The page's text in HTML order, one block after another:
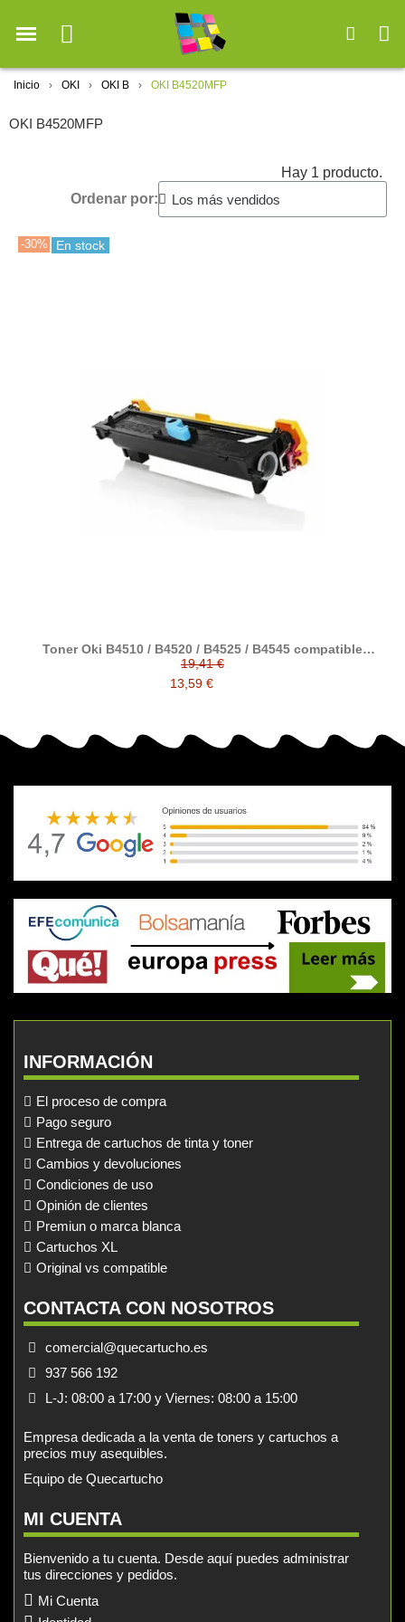
Inicio OKI OKI B OKI B4520MFP
OKI B4520MFP
Hay 1 producto.
Ordenar por:
-30% En stock
Toner Oki B4510 / B4520 / B4525 / B4545 compatible
alternativo a 09004168
19,41 €
13,59 €
INFORMACIÓN
El proceso de compra
Pago seguro
Entrega de cartuchos de tinta y toner
Cambios y devoluciones
Condiciones de uso
Opinión de clientes
Premiun o marca blanca
Cartuchos XL
Original vs compatible
CONTACTA CON NOSOTROS
comercial@quecartucho.es
937 566 192
L-J: 08:00 a 17:00 y Viernes: 08:00 a 15:00
Empresa dedicada a la venta de toners y cartuchos a
precios muy asequibles.
Equipo de Quecartucho
MI CUENTA
Bienvenido a tu cuenta. Desde aquí puedes administrar
tus direcciones y pedidos.
Mi Cuenta